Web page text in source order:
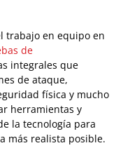
trabajo en equipo en
de
integrales que
de ataque,
física y mucho
herramientas y
la tecnología para
más realista posible.